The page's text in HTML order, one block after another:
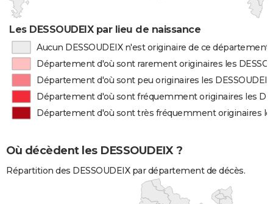
Les DESSOUDEIX par lieu de naissance
Aucun DESSOUDEIX n'est originaire de ce département
Département d'où sont rarement originaires les
Département d'où sont peu originaires les DESSOUDEIX
Département d'où sont fréquemment originaires les
Département d'où sont très fréquemment originaires
Où décèdent les DESSOUDEIX ?
Répartition des DESSOUDEIX par département de décès.